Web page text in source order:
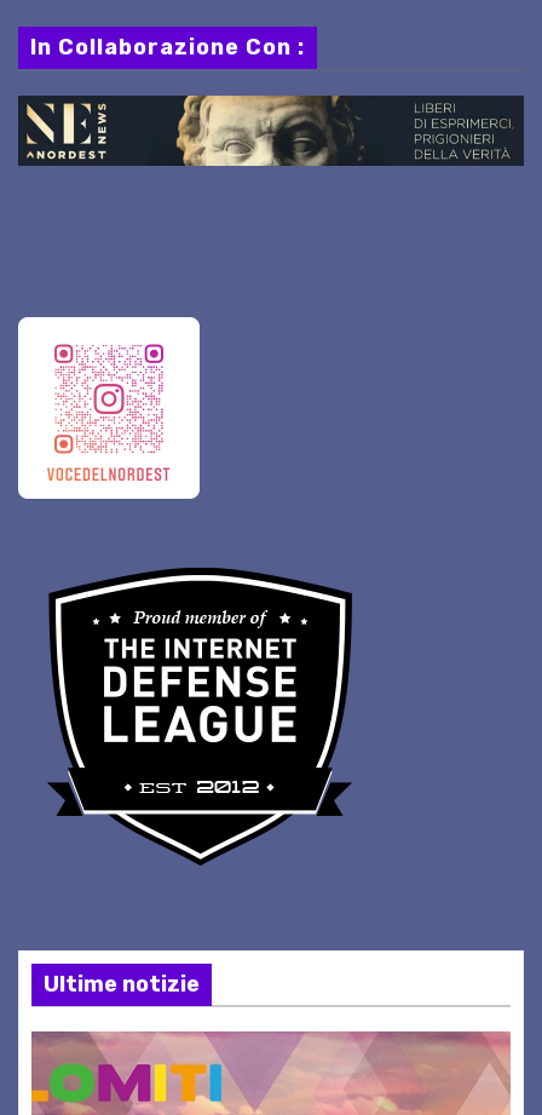
In Collaborazione Con :
Ultime notizie